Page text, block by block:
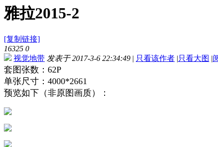
雅拉2015-2
[复制链接]
16325 0
视觉地带 发表于 2017-3-6 22:34:49 | 只看该作者 |只看大图 |
套图张数：62P
单张尺寸：4000*2661
预览如下（非原图画质）：